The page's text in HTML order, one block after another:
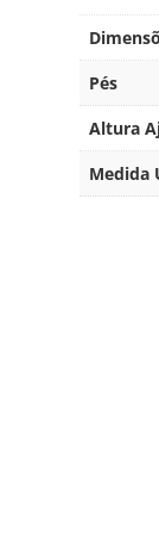
Pés
Altura
Medida